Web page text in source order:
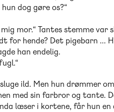
dog gøre os?“
mor.“ Tantes stemme var
for hende? Det pigebarn ...
han endelig.
ild. Men hun drømmer
med sin farbror og tante.
læser i kortene, får hun en